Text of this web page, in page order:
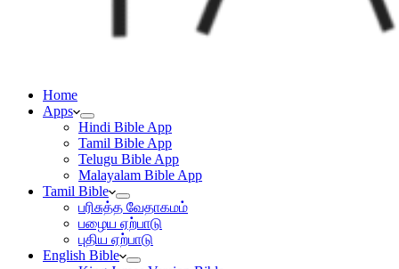
Home
Apps
Hindi Bible App
Tamil Bible App
Telugu Bible App
Malayalam Bible App
Tamil Bible
பரிசுத்த வேதாகமம்
பழைய ஏற்பாடு
புதிய ஏற்பாடு
English Bible